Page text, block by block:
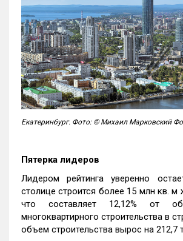
Екатеринбург. Фото: © Михаил Марковский
Пятерка лидеров
Лидером рейтинга уверенно
столице строится более 15 млн кв.
что составляет 12,12% от
многоквартирного строительства в
объем строительства вырос на 212,7